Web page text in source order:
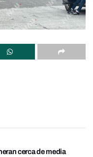
cerca de media